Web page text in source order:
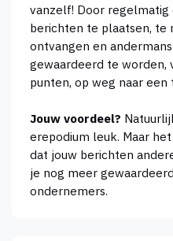
vanzelf! Door regelmatig
berichten te plaatsen, te
ontvangen en
gewaardeerd te worden,
punten, op weg naar een
Jouw voordeel?
erepodium leuk. Maar
dat jouw berichten
je nog meer
ondernemers.